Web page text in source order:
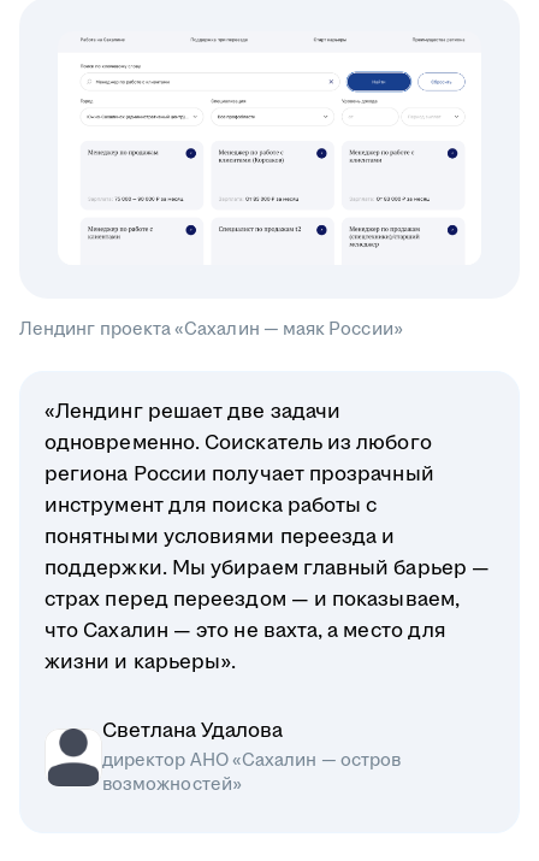
Лендинг проекта «Сахалин — маяк России»
«Лендинг решает две задачи
одновременно. Соискатель из любого
региона России получает прозрачный
инструмент для поиска работы с
понятными условиями переезда и
поддержки. Мы убираем главный барьер —
страх перед переездом — и показываем,
что Сахалин — это не вахта, а место для
жизни и карьеры».
Светлана Удалова
директор АНО «Сахалин — остров
возможностей»